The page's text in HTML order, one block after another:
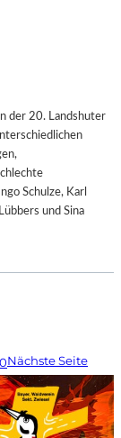
der 20. Landshuter
Schulze, Karl
und Sina
Nächste Seite